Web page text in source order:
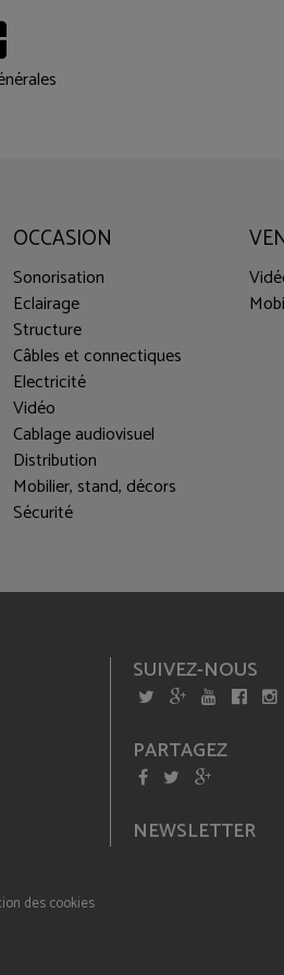
OCCASION
Sonorisation
Eclairage
Structure
Câbles et connectiques
Electricité
Vidéo
Cablage audiovisuel
Distribution
Mobilier, stand, décors
Sécurité
SUIVEZ-NOUS
PARTAGEZ
NEWSLETTER
des cookies